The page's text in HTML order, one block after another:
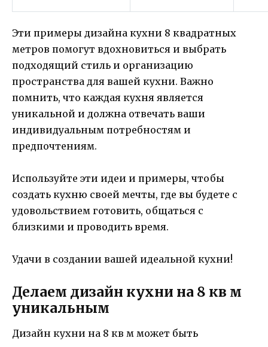
Эти примеры дизайна кухни 8 квадратных
метров помогут вдохновиться и выбрать
подходящий стиль и организацию
пространства для вашей кухни. Важно
помнить, что каждая кухня является
уникальной и должна отвечать ваши
индивидуальным потребностям и
предпочтениям.
Используйте эти идеи и примеры, чтобы
создать кухню своей мечты, где вы будете с
удовольствием готовить, общаться с
близкими и проводить время.
Удачи в создании вашей идеальной кухни!
Делаем дизайн кухни на 8 кв м
уникальным
Дизайн кухни на 8 кв м может быть